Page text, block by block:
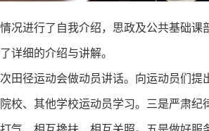
况进行了自我介绍，思政及公共基础
详细的介绍与讲解。
田径运动会做动员讲话。向运动员们
校、其他学校运动员学习。三是严肃